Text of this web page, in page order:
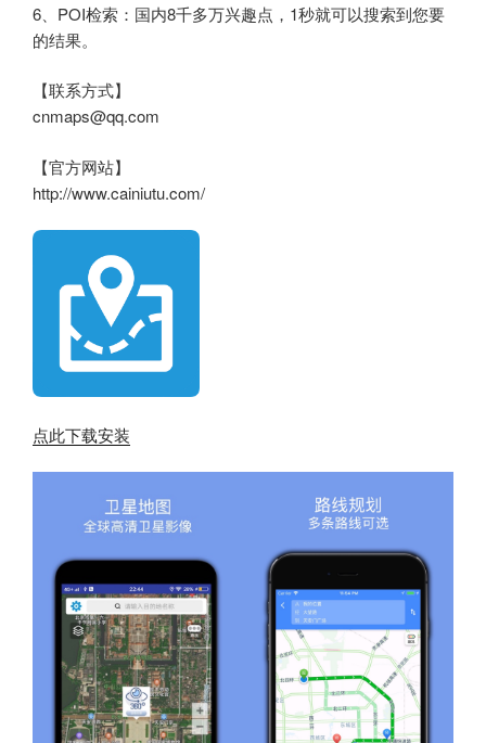
6、POI检索：国内8千多万兴趣点，1秒就可以搜索到您要
的结果。
【联系方式】
cnmaps@qq.com
【官方网站】
http://www.cainiutu.com/
点此下载安装